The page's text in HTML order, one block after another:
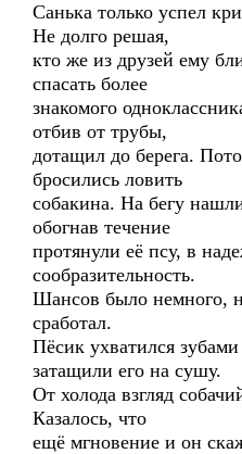
Санька только успел
Не долго решая,
кто же из друзей ему
спасать более
знакомого
отбив от трубы,
дотащил до берега.
бросились ловить
собакина. На бегу
обогнав течение
протянули её псу, в
сообразительность.
Шансов было немного,
сработал.
Пёсик ухватился
затащили его на сушу.
От холода взгляд
Казалось, что
ещё мгновение и он